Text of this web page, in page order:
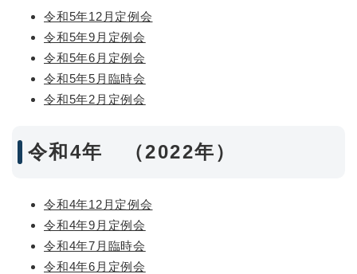
令和5年12月定例会
令和5年9月定例会
令和5年6月定例会
令和5年5月臨時会
令和5年2月定例会
令和4年 （2022年）
令和4年12月定例会
令和4年9月定例会
令和4年7月臨時会
令和4年6月定例会